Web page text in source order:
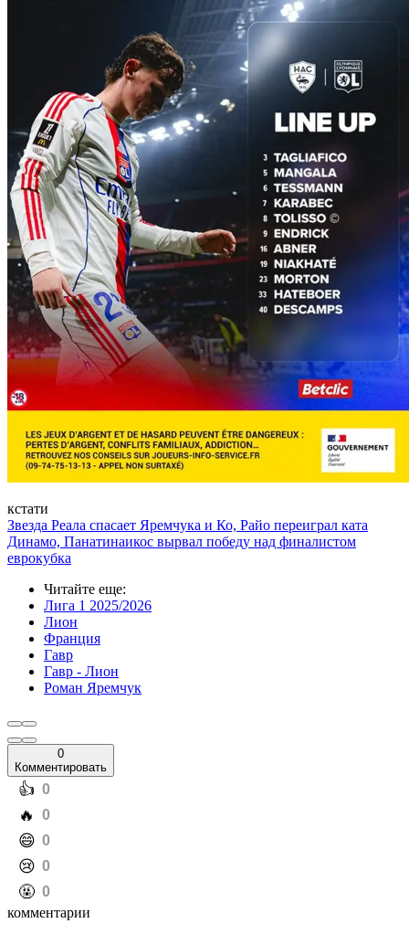
кстати
Звезда Реала спасает Яремчука и Ко, Райо переиграл ката
Динамо, Панатинаикос вырвал победу над финалистом
еврокубка
Читайте еще:
Лига 1 2025/2026
Лион
Франция
Гавр
Гавр - Лион
Роман Яремчук
0
Комментировать
️👍 0
️🔥 0
️😄 0
️😢 0
️🤬 0
комментарии